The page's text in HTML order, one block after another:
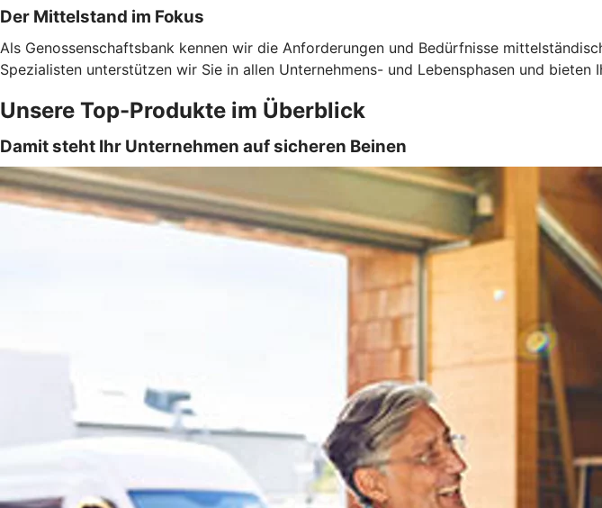
Der Mittelstand im Fokus
Als Genossenschaftsbank kennen wir die Anforderungen und Bedürfnisse
Spezialisten unterstützen wir Sie in allen Unternehmens- und Lebensphasen und
Unsere Top-Produkte im Überblick
Damit steht Ihr Unternehmen auf sicheren Beinen